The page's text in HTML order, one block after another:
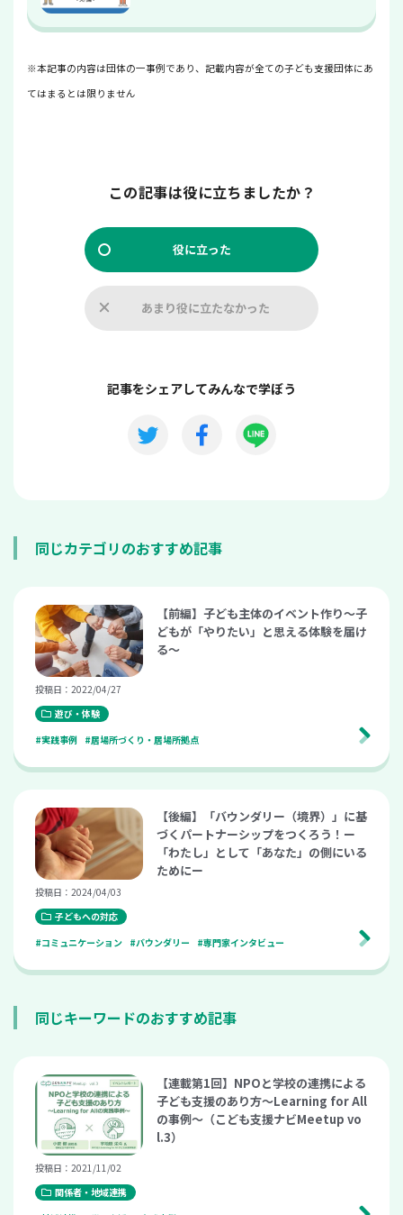
※本記事の内容は団体の一事例であり、記載内容が全ての子ども支援団体にあ
てはまるとは限りません
この記事は役に立ちましたか？
役に立った
あまり役に立たなかった
記事をシェアしてみんなで学ぼう
同じカテゴリのおすすめ記事
【前編】子ども主体のイベント作り～子
どもが「やりたい」と思える体験を届け
る～
投稿日：2022/04/27
遊び・体験
#実践事例
#居場所づくり・居場所拠点
【後編】「バウンダリー（境界）」に基
づくパートナーシップをつくろう！ー
「わたし」として「あなた」の側にいる
ためにー
投稿日：2024/04/03
子どもへの対応
#コミュニケーション
#バウンダリー #専門家インタビュー
同じキーワードのおすすめ記事
【連載第1回】NPOと学校の連携による
子ども支援のあり方～Learning for All
の事例～（こども支援ナビMeetup vo
l.3）
投稿日：2021/11/02
関係者・地域連携